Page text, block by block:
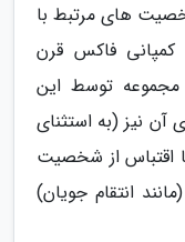
های مرتبط با
کمپانی فاکس قرن
مجموعه توسط این
نیز (به استثنای
اقتباس از شخصیت
انتقام جویان)